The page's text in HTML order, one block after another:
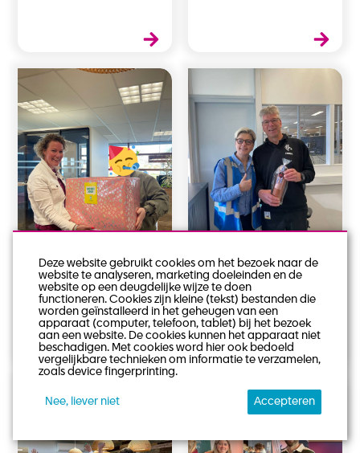
Keek op de Week:
Week 13 - 2025
Keek op de Week:
Week 12 - 2025
Deze website gebruikt cookies om het bezoek naar de
website te analyseren, marketing doeleinden en de
website op een deugdelijke wijze te doen
functioneren. Cookies zijn kleine (tekst) bestanden die
worden geïnstalleerd in het geheugen van een
apparaat (computer, telefoon, tablet) bij het bezoek
aan een website. De cookies kunnen het apparaat niet
beschadigen. Met cookies word hier ook bedoeld
vergelijkbare technieken om informatie te verzamelen,
zoals device fingerprinting.
Nee, liever niet Accepteren